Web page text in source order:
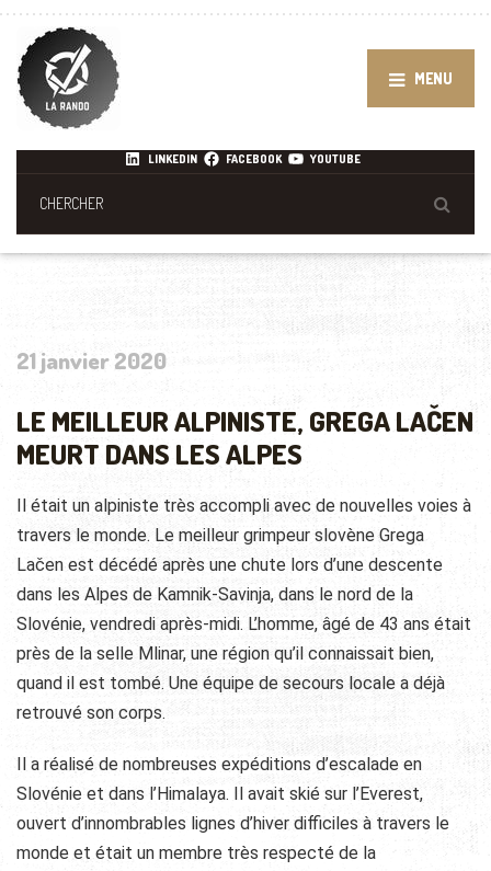
MENU
LINKEDIN FACEBOOK YOUTUBE
21 janvier 2020
LE MEILLEUR ALPINISTE, GREGA LAČEN
MEURT DANS LES ALPES
Il était un alpiniste très accompli avec de nouvelles voies à
travers le monde. Le meilleur grimpeur slovène Grega
Lačen est décédé après une chute lors d’une descente
dans les Alpes de Kamnik-Savinja, dans le nord de la
Slovénie, vendredi après-midi. L’homme, âgé de 43 ans était
près de la selle Mlinar, une région qu’il connaissait bien,
quand il est tombé. Une équipe de secours locale a déjà
retrouvé son corps.
Il a réalisé de nombreuses expéditions d’escalade en
Slovénie et dans l’Himalaya. Il avait skié sur l’Everest,
ouvert d’innombrables lignes d’hiver difficiles à travers le
monde et était un membre très respecté de la